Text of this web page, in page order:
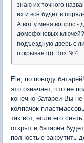
знаю их точного
их и всё будет в
А вот у меня вопрос -
домофоновых
подъездную дверь с
открывает((( Поз №4.
Ele, по поводу
это означает, что не
конечно батареи Вы
колпачок
так вот, если его
открыт и батарея
полностью закрутить